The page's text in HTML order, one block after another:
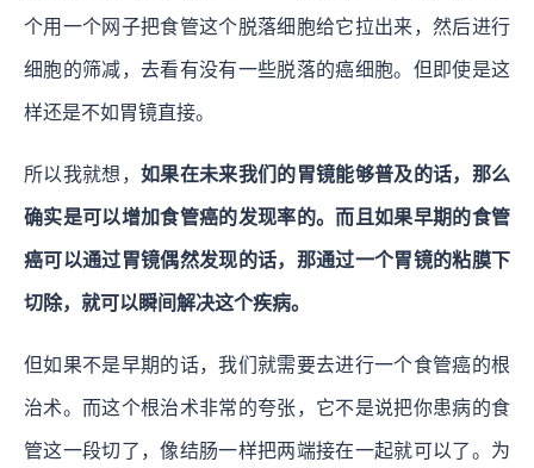
个用一个网子把食管这个脱落细胞给它拉出来，然后进行
细胞的筛减，去看有没有一些脱落的癌细胞。但即使是这
样还是不如胃镜直接。
所以我就想， 如果在未来我们的胃镜能够普及的话，那么
确实是可以增加食管癌的发现率的。而且如果早期的食管
癌可以通过胃镜偶然发现的话，那通过一个胃镜的粘膜下
切除，就可以瞬间解决这个疾病。
但如果不是早期的话，我们就需要去进行一个食管癌的根
治术。而这个根治术非常的夸张，它不是说把你患病的食
管这一段切了，像结肠一样把两端接在一起就可以了。为